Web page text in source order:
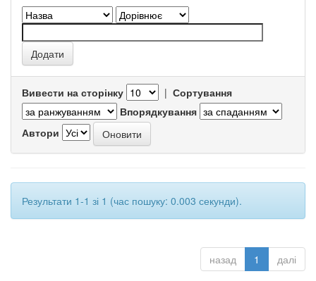
Вивести на сторінку | Сортування
Впорядкування
Автори
Результати 1-1 зі 1 (час пошуку: 0.003 секунди).
назад 1 далі